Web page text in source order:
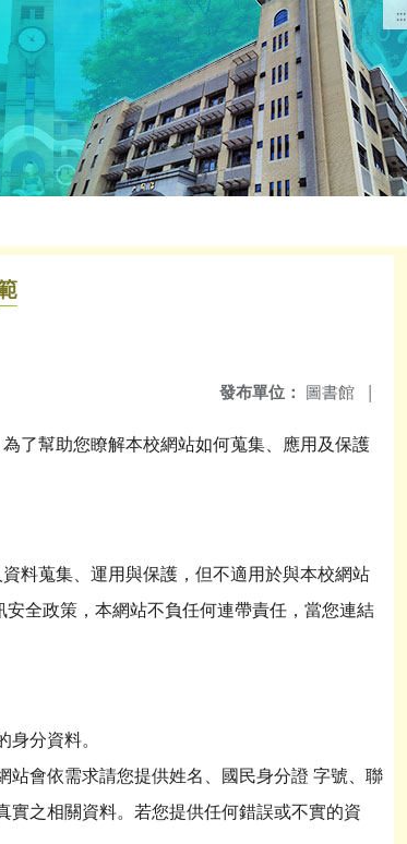
:::
發布單位： 圖書館 |
了幫助您瞭解本校網站如何蒐集、應用及保護
料蒐集、運用與保護，但不適用於與本校網站
全政策，本網站不負任何連帶責任，當您連結
分資料。
會依需求請您提供姓名、國民身分證 字號、聯
之相關資料。若您提供任何錯誤或不實的資